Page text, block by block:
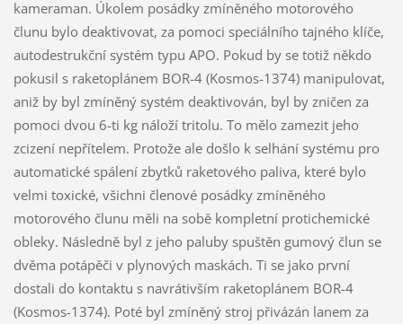
kameraman. Úkolem posádky zmíněného motorového
člunu bylo deaktivovat, za pomoci speciálního tajného klíče,
autodestrukční systém typu APO. Pokud by se totiž někdo
pokusil s raketoplánem BOR-4 (Kosmos-1374) manipulovat,
aniž by byl zmíněný systém deaktivován, byl by zničen za
pomoci dvou 6-ti kg náloží tritolu. To mělo zamezit jeho
zcizení nepřítelem. Protože ale došlo k selhání systému pro
automatické spálení zbytků raketového paliva, které bylo
velmi toxické, všichni členové posádky zmíněného
motorového člunu měli na sobě kompletní protichemické
obleky. Následně byl z jeho paluby spuštěn gumový člun se
dvěma potápěči v plynových maskách. Ti se jako první
dostali do kontaktu s navrátivším raketoplánem BOR-4
(Kosmos-1374). Poté byl zmíněný stroj přivázán lanem za